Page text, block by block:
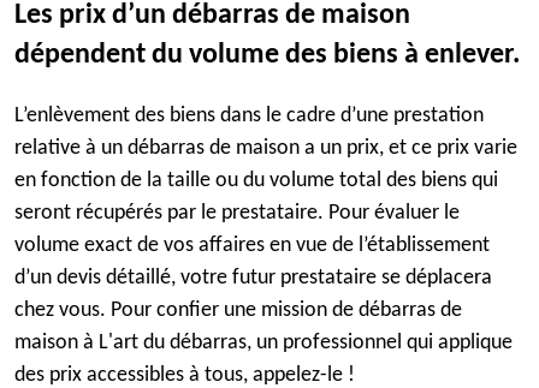
Les prix d’un débarras de maison
dépendent du volume des biens à enlever.
L’enlèvement des biens dans le cadre d’une prestation
relative à un débarras de maison a un prix, et ce prix varie
en fonction de la taille ou du volume total des biens qui
seront récupérés par le prestataire. Pour évaluer le
volume exact de vos affaires en vue de l’établissement
d’un devis détaillé, votre futur prestataire se déplacera
chez vous. Pour confier une mission de débarras de
maison à L'art du débarras, un professionnel qui applique
des prix accessibles à tous, appelez-le !